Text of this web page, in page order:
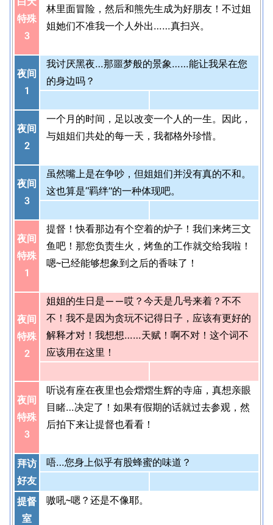
特殊
3
林里面冒险，然后和熊先生成为好朋友！不过姐
姐她们不准我一个人外出……真扫兴。
夜间
1
我讨厌黑夜…那噩梦般的景象……能让我呆在您
的身边吗？
夜间
2
一个月的时间，足以改变一个人的一生。因此，
与姐姐们共处的每一天，我都格外珍惜。
夜间
3
虽然嘴上是在争吵，但姐姐们并没有真的不和。
这也算是“羁绊”的一种体现吧。
夜间
特殊
1
提督！快看那边有个空着的炉子！我们来烤三文
鱼吧！那您负责生火，烤鱼的工作就交给我啦！
嗯~已经能够想象到之后的香味了！
夜间
特殊
2
姐姐的生日是——哎？今天是几号来着？不不
不！我不是因为贪玩不记得日子，应该有更好的
解释才对！我想想……天赋！啊不对！这个词不
应该用在这里！
夜间
特殊
3
听说有座在夜里也会熠熠生辉的寺庙，真想亲眼
目睹…决定了！如果有假期的话就过去参观，然
后拍下来让提督也看看！
拜访
好友
唔…您身上似乎有股蜂蜜的味道？
提督
室
嗷吼~嗯？还是不像耶。